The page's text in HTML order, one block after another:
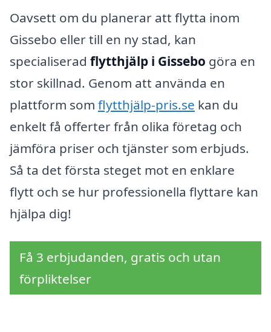
Oavsett om du planerar att flytta inom
Gissebo eller till en ny stad, kan
specialiserad flytthjälp i Gissebo göra en
stor skillnad. Genom att använda en
plattform som flytthjälp-pris.se kan du
enkelt få offerter från olika företag och
jämföra priser och tjänster som erbjuds.
Så ta det första steget mot en enklare
flytt och se hur professionella flyttare kan
hjälpa dig!
Få 3 erbjudanden, gratis och utan
förpliktelser